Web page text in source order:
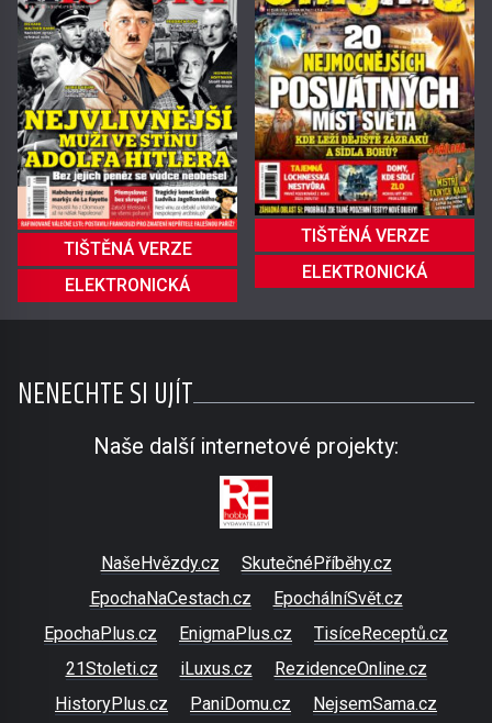
TIŠTĚNÁ VERZE
ELEKTRONICKÁ
TIŠTĚNÁ VERZE
ELEKTRONICKÁ
NENECHTE SI UJÍT
Naše další internetové projekty:
NašeHvězdy.cz
SkutečnéPříběhy.cz
EpochaNaCestach.cz
EpochálníSvět.cz
EpochaPlus.cz
EnigmaPlus.cz
TisíceReceptů.cz
21Stoleti.cz
iLuxus.cz
RezidenceOnline.cz
HistoryPlus.cz
PaniDomu.cz NejsemSama.cz